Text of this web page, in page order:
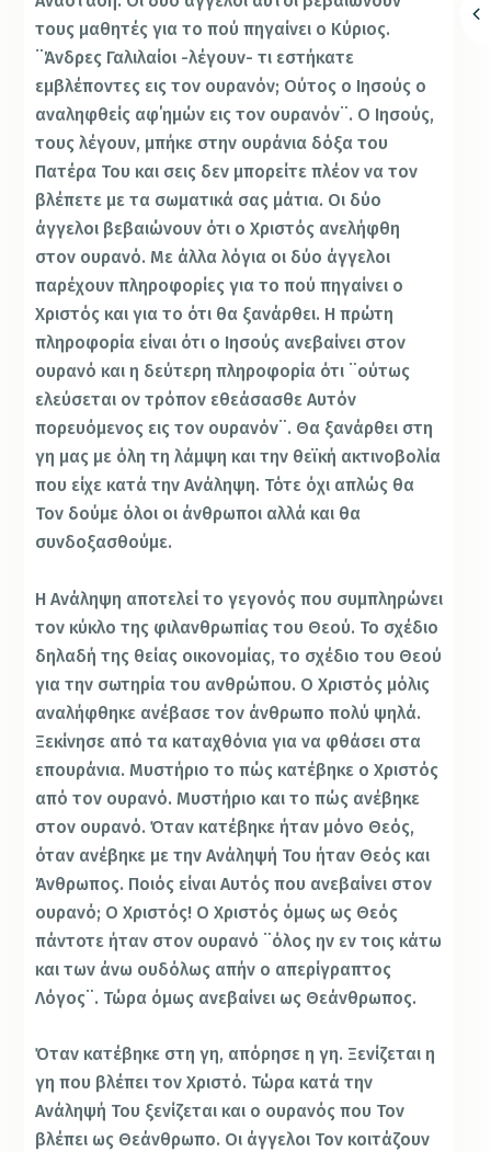
τους μαθητές για το πού πηγαίνει ο Κύριος.
¨Άνδρες Γαλιλαίοι -λέγουν- τι εστήκατε
εμβλέποντες εις τον ουρανόν; Ούτος ο Ιησούς ο
αναληφθείς αφ΄ημών εις τον ουρανόν¨. Ο Ιησούς,
τους λέγουν, μπήκε στην ουράνια δόξα του
Πατέρα Του και σεις δεν μπορείτε πλέον να τον
βλέπετε με τα σωματικά σας μάτια. Οι δύο
άγγελοι βεβαιώνουν ότι ο Χριστός ανελήφθη
στον ουρανό. Με άλλα λόγια οι δύο άγγελοι
παρέχουν πληροφορίες για το πού πηγαίνει ο
Χριστός και για το ότι θα ξανάρθει. Η πρώτη
πληροφορία είναι ότι ο Ιησούς ανεβαίνει στον
ουρανό και η δεύτερη πληροφορία ότι ¨ούτως
ελεύσεται ον τρόπον εθεάσασθε Αυτόν
πορευόμενος εις τον ουρανόν¨. Θα ξανάρθει στη
γη μας με όλη τη λάμψη και την θεϊκή ακτινοβολία
που είχε κατά την Ανάληψη. Τότε όχι απλώς θα
Τον δούμε όλοι οι άνθρωποι αλλά και θα
συνδοξασθούμε.
Η Ανάληψη αποτελεί το γεγονός που συμπληρώνει
τον κύκλο της φιλανθρωπίας του Θεού. Το σχέδιο
δηλαδή της θείας οικονομίας, το σχέδιο του Θεού
για την σωτηρία του ανθρώπου. Ο Χριστός μόλις
αναλήφθηκε ανέβασε τον άνθρωπο πολύ ψηλά.
Ξεκίνησε από τα καταχθόνια για να φθάσει στα
επουράνια. Μυστήριο το πώς κατέβηκε ο Χριστός
από τον ουρανό. Μυστήριο και το πώς ανέβηκε
στον ουρανό. Όταν κατέβηκε ήταν μόνο Θεός,
όταν ανέβηκε με την Ανάληψή Του ήταν Θεός και
Άνθρωπος. Ποιός είναι Αυτός που ανεβαίνει στον
ουρανό; Ο Χριστός! Ο Χριστός όμως ως Θεός
πάντοτε ήταν στον ουρανό ¨όλος ην εν τοις κάτω
και των άνω ουδόλως απήν ο απερίγραπτος
Λόγος¨. Τώρα όμως ανεβαίνει ως Θεάνθρωπος.
Όταν κατέβηκε στη γη, απόρησε η γη. Ξενίζεται η
γη που βλέπει τον Χριστό. Τώρα κατά την
Ανάληψή Του ξενίζεται και ο ουρανός που Τον
βλέπει ως Θεάνθρωπο. Οι άγγελοι Τον κοιτάζουν